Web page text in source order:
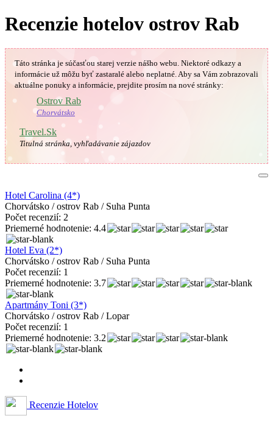
Recenzie hotelov ostrov Rab
Táto stránka je súčasťou starej verzie nášho webu. Niektoré odkazy a
informácie už môžu byť zastaralé alebo neplatné.Aby sa Vám zobrazovali
aktuálne ponuky a informácie, prejdite prosím na nové stránky:
Ostrov Rab
Chorvátsko
Travel.Sk
Titulná stránka, vyhľadávanie zájazdov
Hotel Carolina (4*)
Chorvátsko / ostrov Rab / Suha Punta
Počet recenzií: 2
Priemerné hodnotenie: 4.4
Hotel Eva (2*)
Chorvátsko / ostrov Rab / Suha Punta
Počet recenzií: 1
Priemerné hodnotenie: 3.7
Apartmány Toni (3*)
Chorvátsko / ostrov Rab / Lopar
Počet recenzií: 1
Priemerné hodnotenie: 3.2
Recenzie Hotelov